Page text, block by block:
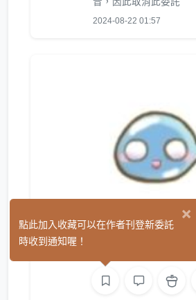
2024-08-22 01:57
youjun
×
點此加入收藏可以在作者刊登新委託
時收到通知喔！